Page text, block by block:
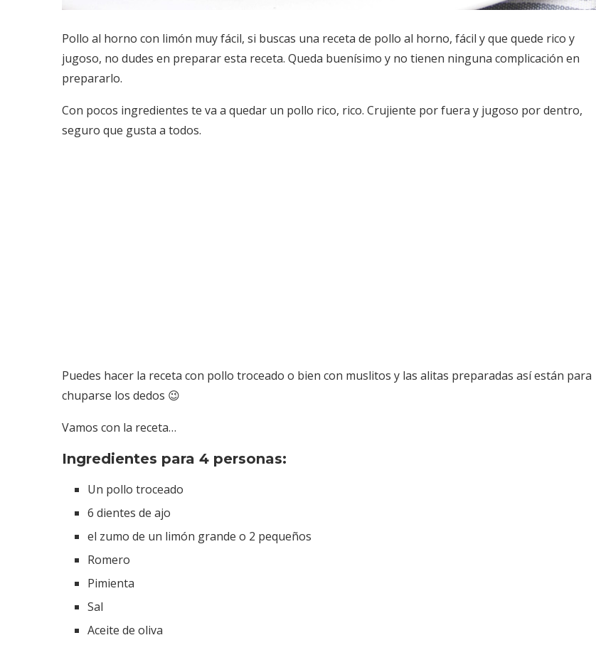
Pollo al horno con limón muy fácil, si buscas una receta de pollo al horno, fácil y que quede rico y
jugoso, no dudes en preparar esta receta. Queda buenísimo y no tienen ninguna complicación en
prepararlo.
Con pocos ingredientes te va a quedar un pollo rico, rico. Crujiente por fuera y jugoso por dentro,
seguro que gusta a todos.
Puedes hacer la receta con pollo troceado o bien con muslitos y las alitas preparadas así están para
chuparse los dedos 😉
Vamos con la receta…
Ingredientes para 4 personas:
Un pollo troceado
6 dientes de ajo
el zumo de un limón grande o 2 pequeños
Romero
Pimienta
Sal
Aceite de oliva